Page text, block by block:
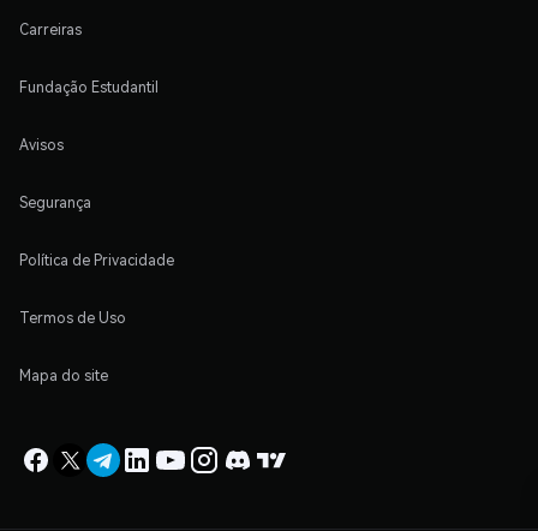
Carreiras
Fundação Estudantil
Avisos
Segurança
Política de Privacidade
Termos de Uso
Mapa do site